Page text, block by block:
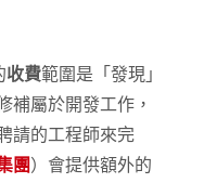
收費範圍是「發現」
補屬於開發工作，
請的工程師來完
團）會提供額外的